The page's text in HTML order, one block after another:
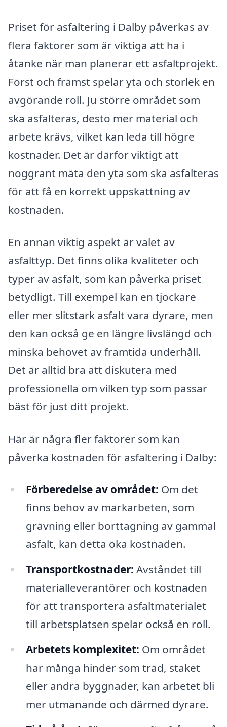
Priset för asfaltering i Dalby påverkas av
flera faktorer som är viktiga att ha i
åtanke när man planerar ett asfaltprojekt.
Först och främst spelar yta och storlek en
avgörande roll. Ju större området som
ska asfalteras, desto mer material och
arbete krävs, vilket kan leda till högre
kostnader. Det är därför viktigt att
noggrant mäta den yta som ska asfalteras
för att få en korrekt uppskattning av
kostnaden.
En annan viktig aspekt är valet av
asfalttyp. Det finns olika kvaliteter och
typer av asfalt, som kan påverka priset
betydligt. Till exempel kan en tjockare
eller mer slitstark asfalt vara dyrare, men
den kan också ge en längre livslängd och
minska behovet av framtida underhåll.
Det är alltid bra att diskutera med
professionella om vilken typ som passar
bäst för just ditt projekt.
Här är några fler faktorer som kan
påverka kostnaden för asfaltering i Dalby:
Förberedelse av området: Om det
finns behov av markarbeten, som
grävning eller borttagning av gammal
asfalt, kan detta öka kostnaden.
Transportkostnader: Avståndet till
materialleverantörer och kostnaden
för att transportera asfaltmaterialet
till arbetsplatsen spelar också en roll.
Arbetets komplexitet: Om området
har många hinder som träd, staket
eller andra byggnader, kan arbetet bli
mer utmanande och därmed dyrare.